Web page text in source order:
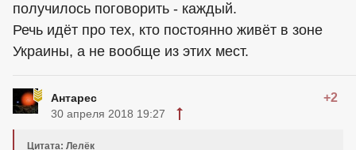
получилось поговорить - каждый.
Речь идёт про тех, кто постоянно живёт в зоне
Украины, а не вообще из этих мест.
Антарес +2
30 апреля 2018 19:27
Цитата: Лелёк